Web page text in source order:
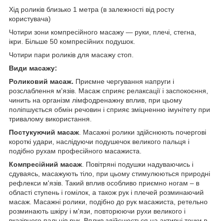
Хід роликів близько 1 метра (в залежності від росту
користувача)
Чотири зони компресійного масажу — руки, плечі, стегна,
ікри. Більше 50 компресійних подушок.
Чотири пари роликів для масажу стоп.
Види масажу:
Роликовий масаж. Приємне чергування напруги і
розслаблення м'язів. Масаж сприяє релаксації і заспокоєння,
чинить на організм лімфодренажну вплив, при цьому
поліпшується обмін речовин і сприяє зміцненню імунітету при
тривалому використання.
Постукуючий масаж. Масажні ролики здійснюють почергові
короткі удари, наслідуючи подушечок великого пальця і
подібно рухам професійного масажиста.
Компресійний масаж. Повітряні подушки надуваючись і
сдуваясь, масажують тіло, при цьому стимулюються природні
рефлекси м'язів. Такий вплив особливо приємно ногам – в
області ступень і гомілок, а також рук і плечей розминаючий
масаж. Масажні ролики, подібно до рук масажиста, ретельно
розминають шкіру і м'язи, повторюючи рухи великого і